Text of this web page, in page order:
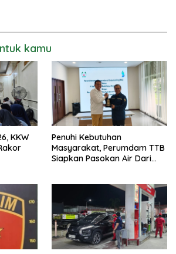
kamu
KKW
Penuhi Kebutuhan
Masyarakat, Perumdam TTB
Siapkan Pasokan Air Dari